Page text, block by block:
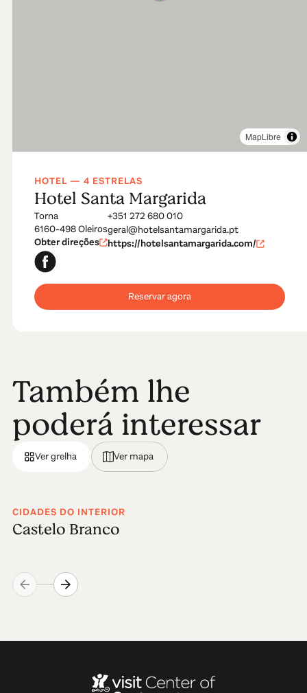
HOTEL — 4 ESTRELAS
Hotel Santa Margarida
Torna
6160-498 Oleiros
Obter direções
+351 272 680 010
geral@hotelsantamargarida.pt
https://hotelsantamargarida.com/
Reservar agora
MapLibre
Também lhe
poderá interessar
Ver grelha Ver mapa
CIDADES DO INTERIOR
Castelo Branco